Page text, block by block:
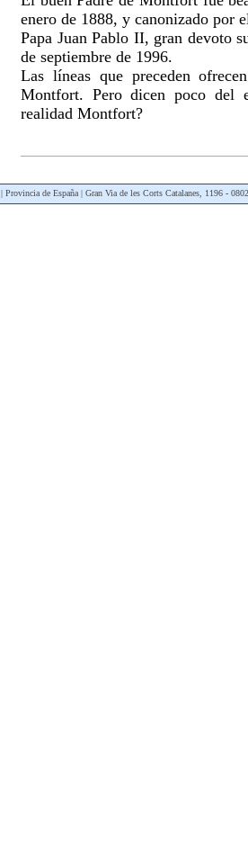
enero de 1888, y canonizado por
Papa Juan Pablo II, gran devoto
de septiembre de 1996.
Las líneas que preceden
Montfort. Pero dicen poco del
realidad Montfort?
| Provincia de España | Gran Via de les Corts Catalanes, 1196 -